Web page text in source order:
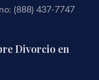
(888) 437-7747
Divorcio en